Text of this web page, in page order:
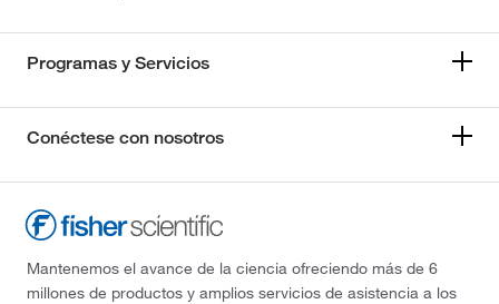
Programas y Servicios
Conéctese con nosotros
Mantenemos el avance de la ciencia ofreciendo más de 6
millones de productos y amplios servicios de asistencia a los